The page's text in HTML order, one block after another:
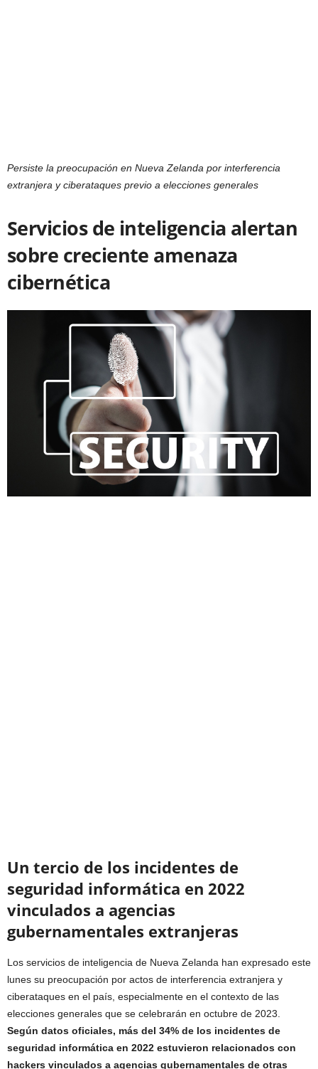
Persiste la preocupación en Nueva Zelanda por interferencia
extranjera y ciberataques previo a elecciones generales
Servicios de inteligencia alertan
sobre creciente amenaza
cibernética
Un tercio de los incidentes de
seguridad informática en 2022
vinculados a agencias
gubernamentales extranjeras
Los servicios de inteligencia de Nueva Zelanda han expresado este
lunes su preocupación por actos de interferencia extranjera y
ciberataques en el país, especialmente en el contexto de las
elecciones generales que se celebrarán en octubre de 2023.
Según datos oficiales, más del 34% de los incidentes de
seguridad informática en 2022 estuvieron relacionados con
hackers vinculados a agencias gubernamentales de otras